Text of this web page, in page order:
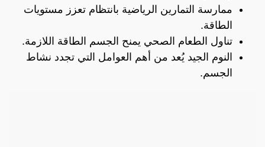
ممارسة التمارين الرياضية بانتظام تعزز مستويات
الطاقة.
تناول الطعام الصحي يمنح الجسم الطاقة اللازمة.
النوم الجيد يُعد من أهم العوامل التي تجدد نشاط
الجسم.